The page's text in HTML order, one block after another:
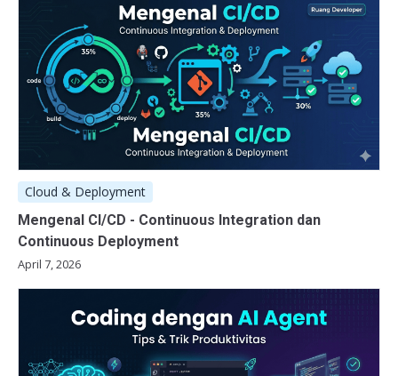
Cloud & Deployment
Mengenal CI/CD - Continuous Integration dan
Continuous Deployment
April 7, 2026